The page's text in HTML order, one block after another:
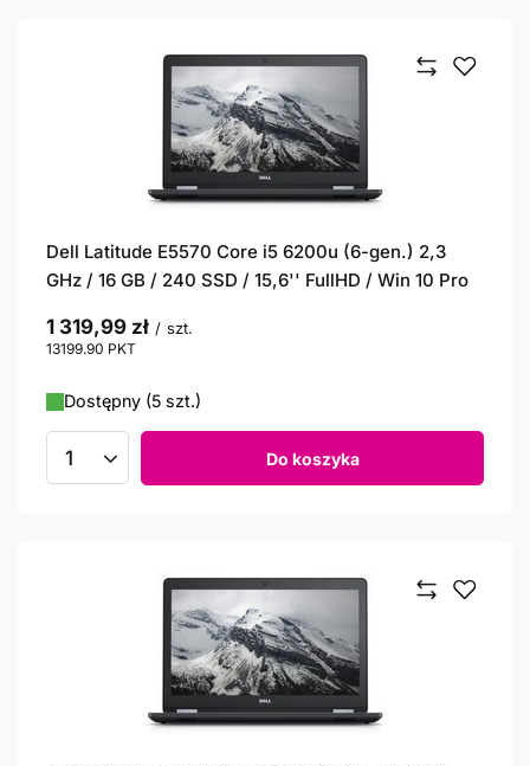
Dell Latitude E5570 Core i5 6200u (6-gen.) 2,3
GHz / 16 GB / 240 SSD / 15,6'' FullHD / Win 10 Pro
1 319,99 zł / szt.
13199.90 PKT
Dostępny (5 szt.)
Ilość produktów Do koszyka